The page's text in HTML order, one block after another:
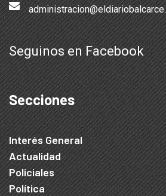
Seguinos en Facebook
Secciones
Interés General
Actualidad
Policiales
Política